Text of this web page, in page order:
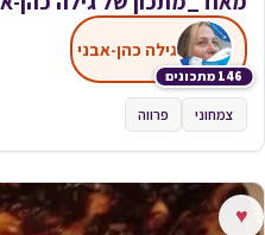
146 מתכונים
גילה כהן-אבני
צמחוני פרווה
♥